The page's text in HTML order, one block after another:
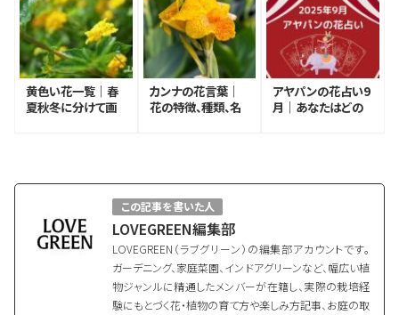
黄色い花一覧｜春
夏秋冬に分けて画
カンナの花言葉｜
花の特徴、種類、名
アヤパンの花占い9
月｜あなたはどの
この記事を書いた人
LOVEGREEN編集部
LOVEGREEN（ラブグリーン）の編集部アカウントです。
ガーデニング、家庭菜園、インドアグリーンなど、幅広い植
物ジャンルに精通したメンバーが在籍し、実際の栽培経
験にもとづく花・植物の育て方や楽しみ方記事、お庭の取